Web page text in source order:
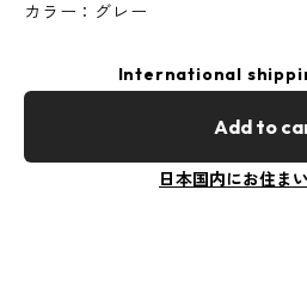
カラー：グレー
International
Add to
日本国内にお住ま